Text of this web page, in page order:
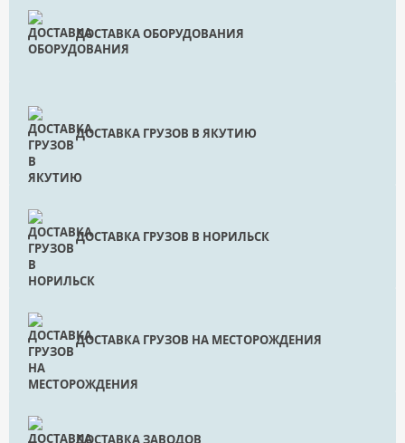
ДОСТАВКА ОБОРУДОВАНИЯ
ДОСТАВКА ГРУЗОВ В ЯКУТИЮ
ДОСТАВКА ГРУЗОВ В НОРИЛЬСК
ДОСТАВКА ГРУЗОВ НА МЕСТОРОЖДЕНИЯ
ДОСТАВКА ЗАВОДОВ